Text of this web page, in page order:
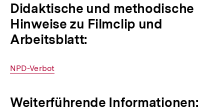
Didaktische und methodische
Hinweise zu Filmclip und
Arbeitsblatt:
Interner
NPD-Verbot
Weiterführende Informationen: